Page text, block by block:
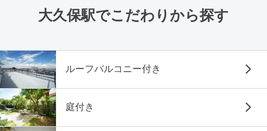
大久保駅でこだわりから探す
ルーフバルコニー付き
庭付き